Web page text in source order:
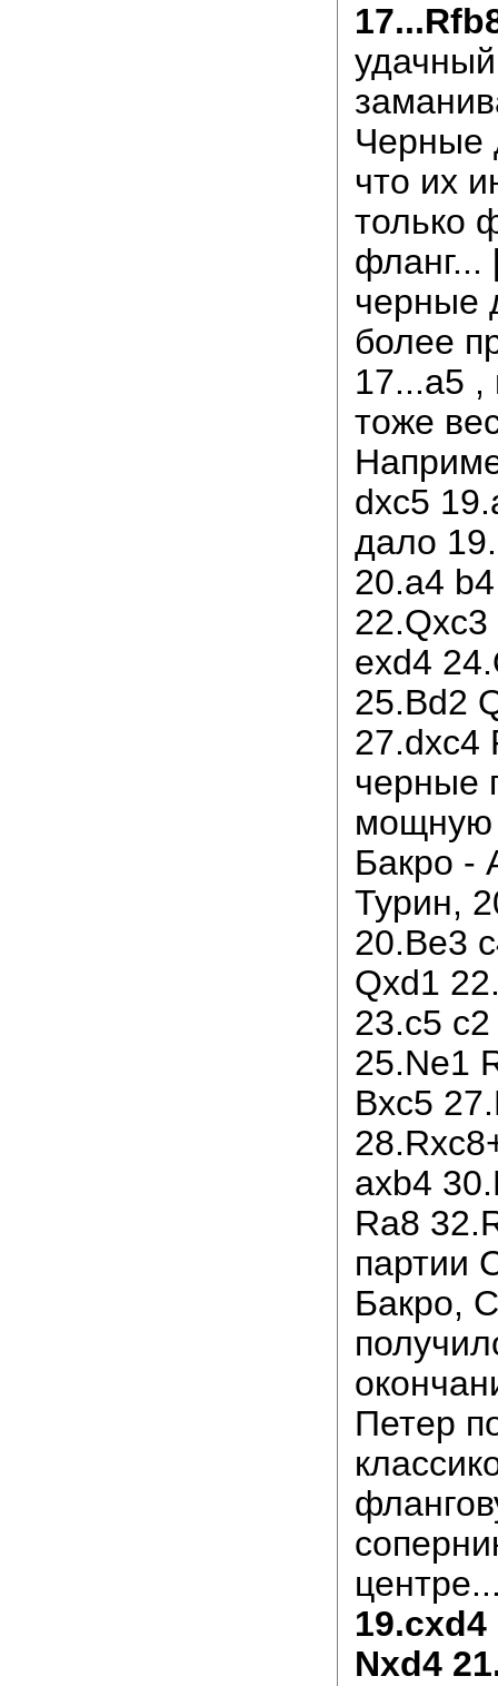
удачный
Черные
что их
только
фланг...
черные
более
17...a5 ,
тоже
dxc5
дало
20.a4
exd4
25.Bd2
27.dxc4
черные
мощную
Бакро -
Турин,
20.Be3
Qxd1
23.c5
25.Ne1
Bxc5
axb4
Ra8
партии
Бакро,
Петер
19.cxd4
Nxd4